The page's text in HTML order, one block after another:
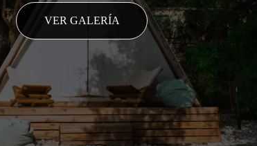
VER GALERÍA